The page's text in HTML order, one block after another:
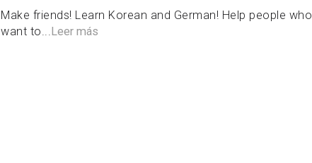
Make friends! Learn Korean and German! Help people who
want to... Leer más